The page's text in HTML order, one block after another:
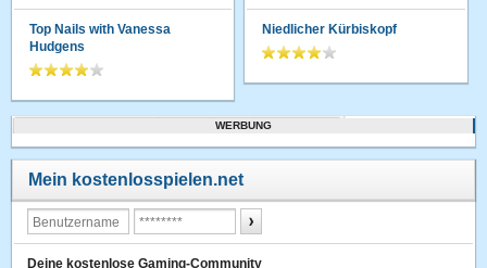
Top Nails with Vanessa
Hudgens
Niedlicher Kürbiskopf
WERBUNG
Mein kostenlosspielen.net
Deine kostenlose Gaming-Community